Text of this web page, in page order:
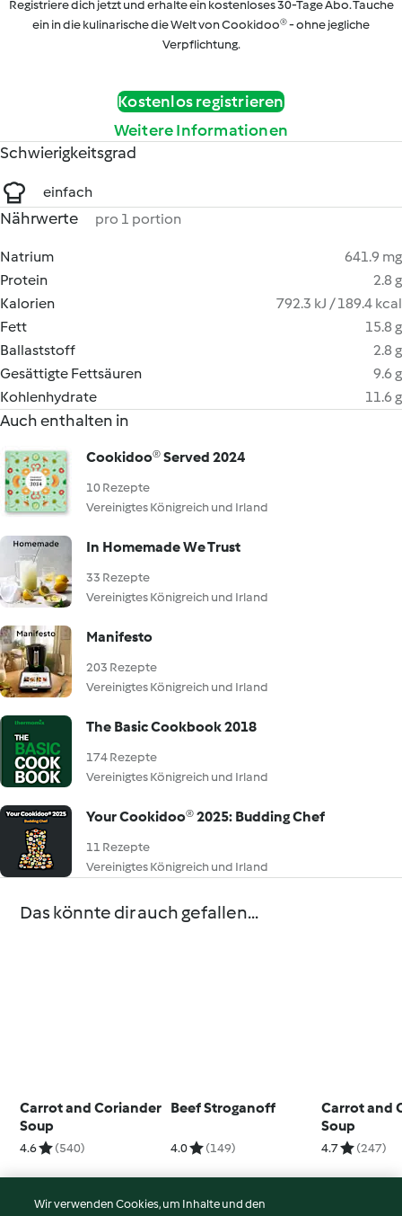
Registriere dich jetzt und erhalte ein kostenloses 30-Tage Abo. Tauche
ein in die kulinarische die Welt von Cookidoo® - ohne jegliche
Verpflichtung.
Kostenlos registrieren
Weitere Informationen
Schwierigkeitsgrad
einfach
Nährwerte pro 1 portion
Natrium
641.9 mg
Protein
2.8 g
Kalorien
792.3 kJ / 189.4 kcal
Fett
15.8 g
Ballaststoff
2.8 g
Gesättigte Fettsäuren
9.6 g
Kohlenhydrate
11.6 g
Auch enthalten in
Cookidoo® Served 2024
10 Rezepte
Vereinigtes Königreich und Irland
In Homemade We Trust
33 Rezepte
Vereinigtes Königreich und Irland
Manifesto
203 Rezepte
Vereinigtes Königreich und Irland
The Basic Cookbook 2018
174 Rezepte
Vereinigtes Königreich und Irland
Your Cookidoo® 2025: Budding Chef
11 Rezepte
Vereinigtes Königreich und Irland
Das könnte dir auch gefallen...
Carrot and Coriander
Soup
4.6 (540)
Beef Stroganoff
4.0 (149)
Carrot and
Soup
4.7 (247)
Wir verwenden Cookies, um Inhalte und den